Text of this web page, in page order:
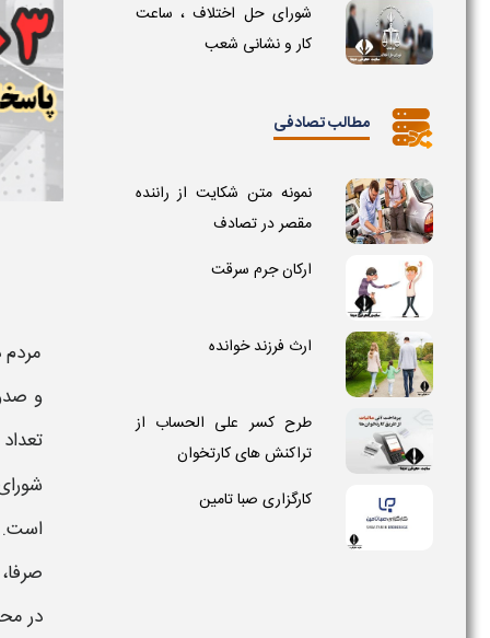
و
است.
در
شورای حل اختلاف ، ساعت
کار و نشانی شعب
مطالب تصادفی
نمونه متن شکایت از راننده
مقصر در تصادف
ارکان جرم سرقت
ارث فرزند خوانده
طرح کسر علی‌ الحساب از
تراکنش‌ های کارتخوان
کارگزاری صبا تامین